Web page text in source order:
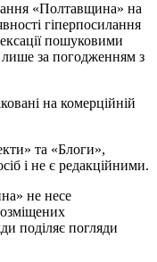
«Полтавщина» на
гіперпосилання
пошуковими
за погодженням з
на комерційній
та «Блоги»,
і не є редакційними.
не несе
поділяє погляди